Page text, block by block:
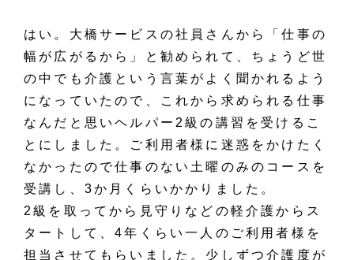
はい。大橋サービスの社員さんから「仕事の
幅が広がるから」と勧められて、ちょうど世
の中でも介護という言葉がよく聞かれるよう
になっていたので、これから求められる仕事
なんだと思いヘルパー2級の講習を受けるこ
とにしました。ご利用者様に迷惑をかけたく
なかったので仕事のない土曜のみのコースを
受講し、3か月くらいかかりました。
2級を取ってから見守りなどの軽介護からス
タートして、4年くらい一人のご利用者様を
担当させてもらいました。少しずつ介護度が